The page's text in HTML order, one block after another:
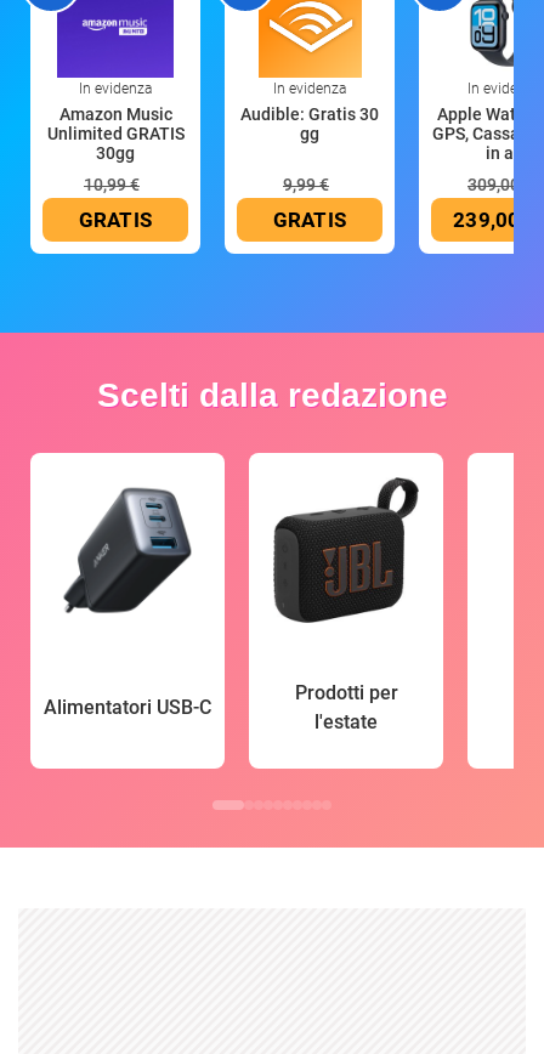
In evidenza
Amazon Music
Unlimited GRATIS
30gg
10,99 €
GRATIS
In evidenza
Audible: Gratis 30
gg
9,99 €
GRATIS
In evidenza
Apple Watch
GPS, Cassa
in all
309,00 €
239,00 €
Scelti dalla redazione
Alimentatori USB-C
Prodotti per
l'estate